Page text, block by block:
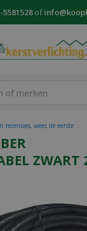
5581528of
ZWART
wees de eerste